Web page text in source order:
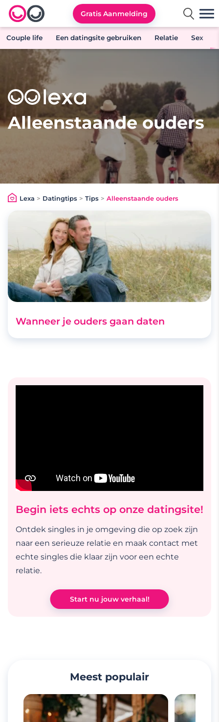
Lexa logo
Gratis Aanmelding
Couple life Een datingsite gebruiken Relatie Sex
Alleenstaande ouders
Lexa > Datingtips > Tips > Alleenstaande ouders
Wanneer je ouders gaan daten
Begin iets echts op onze datingsite!
Ontdek singles in je omgeving die op zoek zijn
naar een serieuze relatie en maak contact met
echte singles die klaar zijn voor een echte
relatie.
Start nu jouw verhaal!
Meest populair